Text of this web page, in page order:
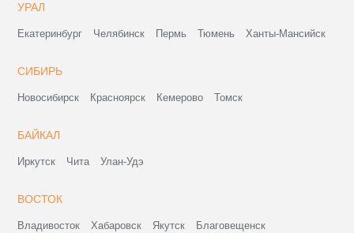
УРАЛ
Екатеринбург Челябинск Пермь Тюмень Ханты-Мансийск
СИБИРЬ
Новосибирск Красноярск Кемерово Томск
БАЙКАЛ
Иркутск Чита Улан-Удэ
ВОСТОК
Владивосток Хабаровск Якутск
Благовещенск